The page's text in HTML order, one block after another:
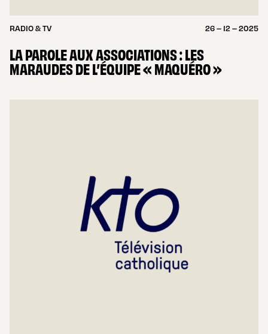
RADIO & TV 26 – 12 – 2025
LA PAROLE AUX ASSOCIATIONS : LES
MARAUDES DE L’ÉQUIPE « MAQUÉRO »